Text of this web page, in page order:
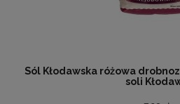
Sól Kłodawska różowa
soli